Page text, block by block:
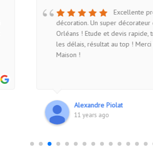
Excellente
décoration. Un super
Orléans ! Etude et devis rapide,
les délais, résultat au top !
Maison !
Alexandre Piolat
11 years ago